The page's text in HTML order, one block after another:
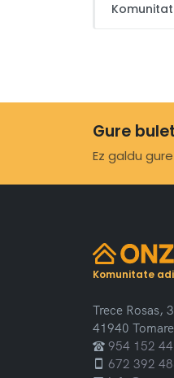
Gure
Ez galdu
Komunitate
Trece Rosas,
41940
954 152
672 392